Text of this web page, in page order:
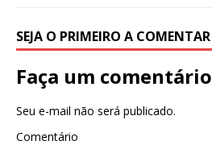
SEJA O PRIMEIRO A COMENTAR
Faça um comentário
Seu e-mail não será publicado.
Comentário